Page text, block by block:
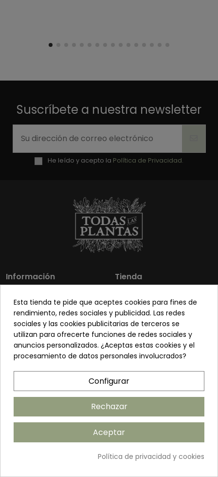
Suscríbete a nuestra newsletter
He leído y acepto la Política de Privacidad.
Información
Los más vendidos
Sobre nosotros
Pon tu planta guapa
Preguntas frecuentes
Tienda
Mi cuenta
Contacto
Envíos y Devoluciones
Venta a profesionales
Términos y condiciones
Política de cookies
Esta tienda te pide que aceptes cookies para fines de
rendimiento, redes sociales y publicidad. Las redes
sociales y las cookies publicitarias de terceros se
utilizan para ofrecerte funciones de redes sociales y
anuncios personalizados. ¿Aceptas estas cookies y el
procesamiento de datos personales involucrados?
Configurar
Rechazar
Aceptar
Política de privacidad y cookies